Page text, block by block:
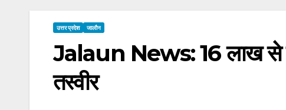
उत्तर प्रदेश जालौन
Jalaun News: 16 लाख से
तस्वीर